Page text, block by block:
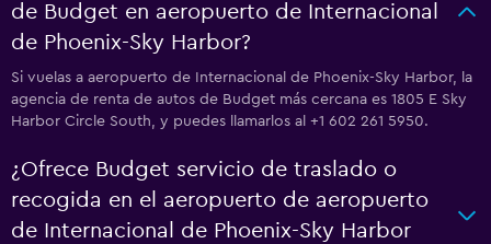
de Budget en aeropuerto de Internacional
de Phoenix-Sky Harbor?
Si vuelas a aeropuerto de Internacional de Phoenix-Sky Harbor, la
agencia de renta de autos de Budget más cercana es 1805 E Sky
Harbor Circle South, y puedes llamarlos al +1 602 261 5950.
¿Ofrece Budget servicio de traslado o
recogida en el aeropuerto de aeropuerto
de Internacional de Phoenix-Sky Harbor